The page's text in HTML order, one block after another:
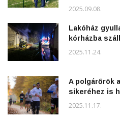
2025.09.08.
Lakóház
kórházba
2025.11.24.
A polgárőrök
sikeréhez is
2025.11.17.